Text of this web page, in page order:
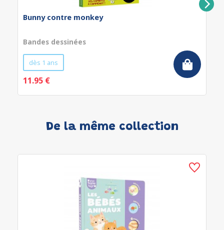
Bunny contre monkey
Bandes dessinées
dès 1 ans
11.95 €
De la même collection